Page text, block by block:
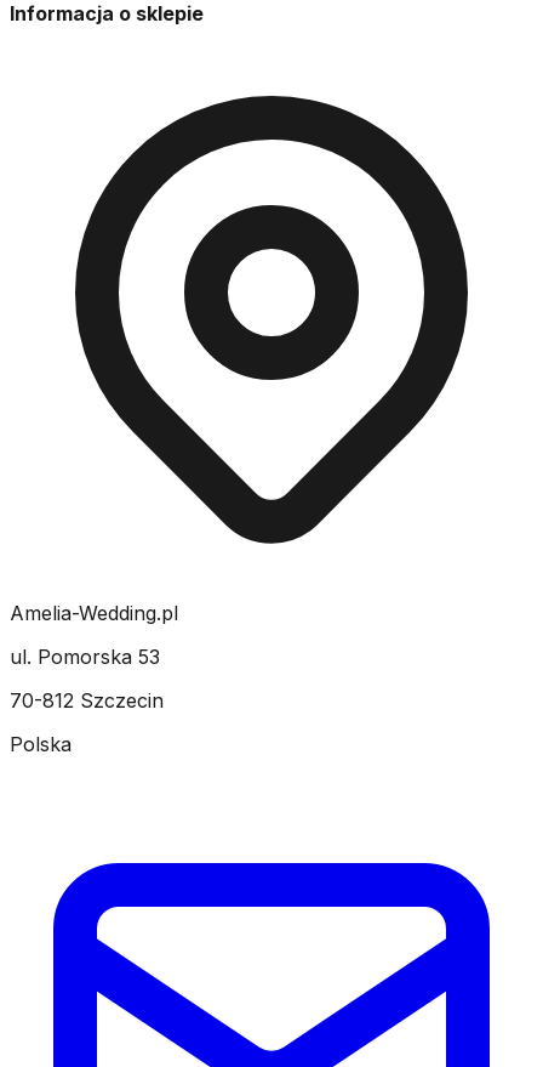
Informacja o sklepie
Amelia-Wedding.pl
ul. Pomorska 53
70-812 Szczecin
Polska